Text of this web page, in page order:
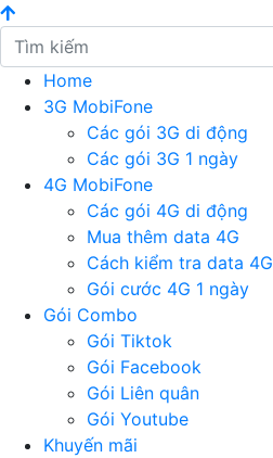
Home
3G MobiFone
Các gói 3G di động
Các gói 3G 1 ngày
4G MobiFone
Các gói 4G di động
Mua thêm data 4G
Cách kiểm tra data 4G
Gói cước 4G 1 ngày
Gói Combo
Gói Tiktok
Gói Facebook
Gói Liên quân
Gói Youtube
Khuyến mãi